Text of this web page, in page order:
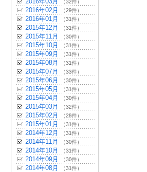
（32件）
2016年02月 （29件）
2016年01月 （31件）
2015年12月 （31件）
2015年11月 （30件）
2015年10月 （31件）
2015年09月 （31件）
2015年08月 （31件）
2015年07月 （33件）
2015年06月 （30件）
2015年05月 （31件）
2015年04月 （30件）
2015年03月 （32件）
2015年02月 （28件）
2015年01月 （31件）
2014年12月 （31件）
2014年11月 （30件）
2014年10月 （31件）
2014年09月 （30件）
2014年08月 （31件）